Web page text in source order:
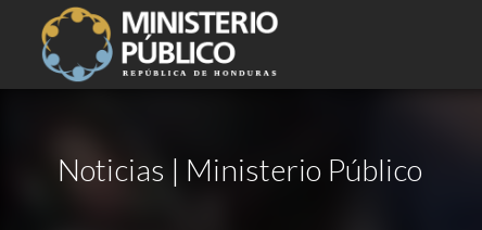
Noticias | Ministerio Público